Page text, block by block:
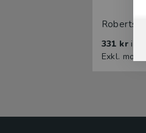
331 kr
Exkl.